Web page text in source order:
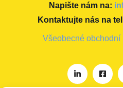
Napište nám na:
Kontaktujte nás na
Všeobecné obchodní